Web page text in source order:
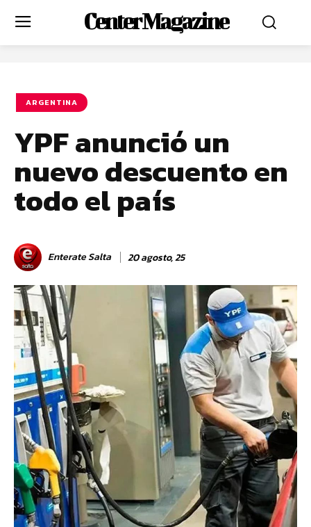
Center Magazine
ARGENTINA
YPF anunció un
nuevo descuento en
todo el país
Enterate Salta 20 agosto, 25